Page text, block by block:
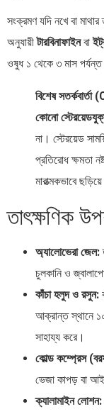
সংক্রমণ যদি নখে বা
অনুযায়ীটারবিনাফাইনবা
ওষুধ ১ থেকে ৩ মাস
বিশেষ সতর্কবার্তা
কোনো
না। স্টেরয়েড
প্রতিরোধ ক্ষমতা
মারাত্মকভাবে
তাৎক্ষণিক
অ্যালোভেরা জেল:
চুলকানি ও
কাঁচা হলুদ ও রসুন:
আক্রান্ত স্থানে
সাহায্য করে।
কোল্ড কম্প্রেস
ভেজা কাপড় বা
ক্যালামাইন লোশন: